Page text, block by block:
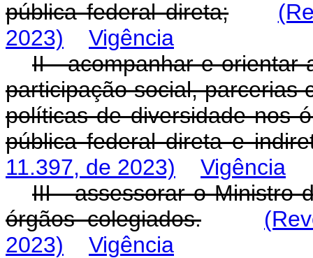
pública federal direta;
2023)
Vigência
II - acompanhar e orientar
participação social, parcerias
políticas de diversidade nos
pública federal direta e
11.397, de 2023)
Vigência
III - assessorar o Ministro
órgãos colegiados.
2023)
Vigência